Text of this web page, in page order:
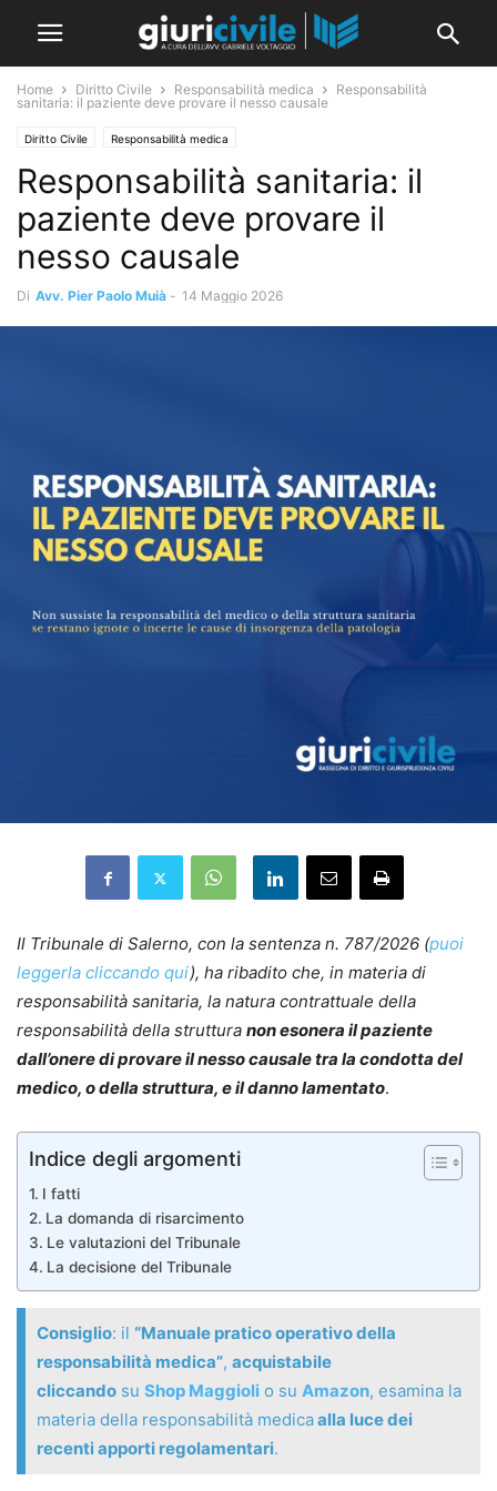
Home Diritto Civile Responsabilità medica
Responsabilità
sanitaria: il paziente deve provare il nesso causale
Diritto Civile Responsabilità medica
Responsabilità sanitaria: il
paziente deve provare il
nesso causale
Di Avv. Pier Paolo Muià - 14 Maggio 2026
Il Tribunale di Salerno, con la sentenza n. 787/2026 (puoi
leggerla cliccando qui), ha ribadito che, in materia di
responsabilità sanitaria, la natura contrattuale della
responsabilità della struttura non esonera il paziente
dall’onere di provare il nesso causale tra la condotta del
medico, o della struttura, e il danno lamentato.
Indice degli argomenti
I fatti
La domanda di risarcimento
Le valutazioni del Tribunale
La decisione del Tribunale
Consiglio: il “Manuale pratico operativo della
responsabilità medica”, acquistabile
cliccando su Shop Maggioli o su Amazon, esamina la
materia della responsabilità medicaalla luce dei
recenti apporti regolamentari.